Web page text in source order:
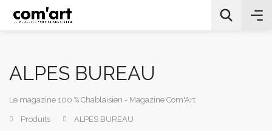
ALPES BUREAU
Le magazine 100 % Chablaisien - Magazine Com'Art
Produits ALPES BUREAU